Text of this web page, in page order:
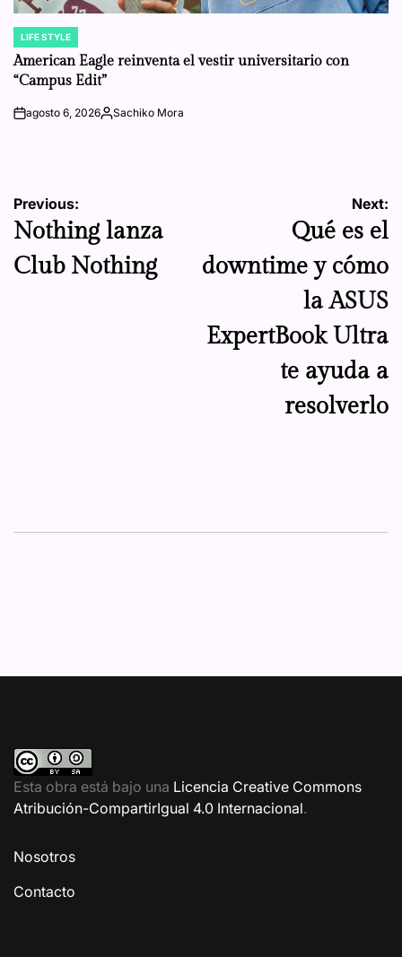
POSTED
IN
LIFE STYLE
American Eagle reinventa el vestir universitario con
“Campus Edit”
onagosto 6, 2026Posted
Sachiko Mora
Navegación
de
entradas
Previous:
Nothing lanza
Club Nothing
Next:
Qué es el
downtime y cómo
la ASUS
ExpertBook Ultra
te ayuda a
resolverlo
Esta obra está bajo una Licencia Creative Commons
Atribución-CompartirIgual 4.0 Internacional.
Nosotros
Contacto